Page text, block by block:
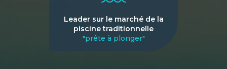
Leader sur le marché de la
piscine traditionnelle
"prête à plonger"